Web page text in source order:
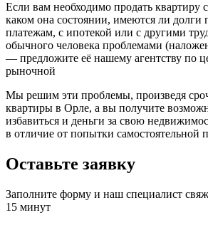
Если вам необходимо продать квартиру
каком она состоянии, имеются ли
платежам, с ипотекой или с другими
обычного человека проблемами
— предложите её нашему агентству по
рыночной
Мы решим эти проблемы, произведя
квартиры в Орле, а вы получите
избавиться и деньги за свою
в отличие от попытки самостоятельной
Оставьте заявку
Заполните форму и наш специалист
15 минут